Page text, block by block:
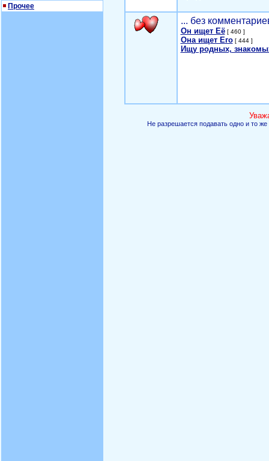
Прочее
... без
Он ищет Её[ 460 ]
Она ищет Его[ 444 ]
Ищу родных,
Не разрешается подавать одно и то